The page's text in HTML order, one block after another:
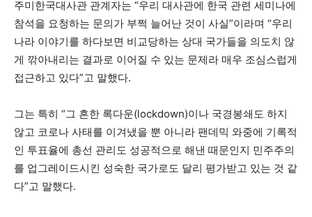
주미한국대사관 관계자는 “우리 대사관에 한국 관련 세미나에
참석을 요청하는 문의가 부쩍 늘어난 것이 사실”이라며 “우리
나라 이야기를 하다보면 비교당하는 상대 국가들을 의도치 않
게 깎아내리는 결과로 이어질 수 있는 문제라 매우 조심스럽게
접근하고 있다”고 말했다.
그는 특히 “그 흔한 록다운(lockdown)이나 국경봉쇄도 하지
않고 코로나 사태를 이겨냈을 뿐 아니라 팬데믹 와중에 기록적
인 투표율에 총선 관리도 성공적으로 해낸 때문인지 민주주의
를 업그레이드시킨 성숙한 국가로도 달리 평가받고 있는 것 같
다”고 말했다.